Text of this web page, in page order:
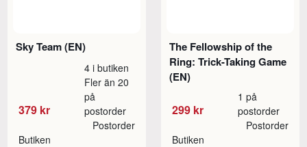
Sky Team (EN)
379 kr
4 i butiken
Fler än 20
på
postorder
Butiken
Postorder
The Fellowship of the
Ring: Trick-Taking Game
(EN)
299 kr
1 på
postorder
Butiken
Postorder